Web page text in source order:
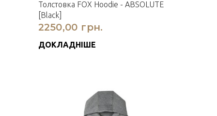
Толстовка FOX Hoodie - ABSOLUTE
[Black]
2250,00 грн.
ДОКЛАДНІШЕ